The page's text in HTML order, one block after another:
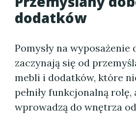
dodatków
Pomysły na wyposażenie
zaczynają się od
mebli i dodatków, które
pełniły funkcjonalną rolę,
wprowadzą do wnętrza